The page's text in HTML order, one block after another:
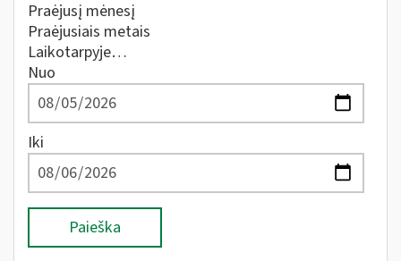
Praėjusį mėnesį
Praėjusiais metais
Laikotarpyje…
Nuo
Iki
Paieška